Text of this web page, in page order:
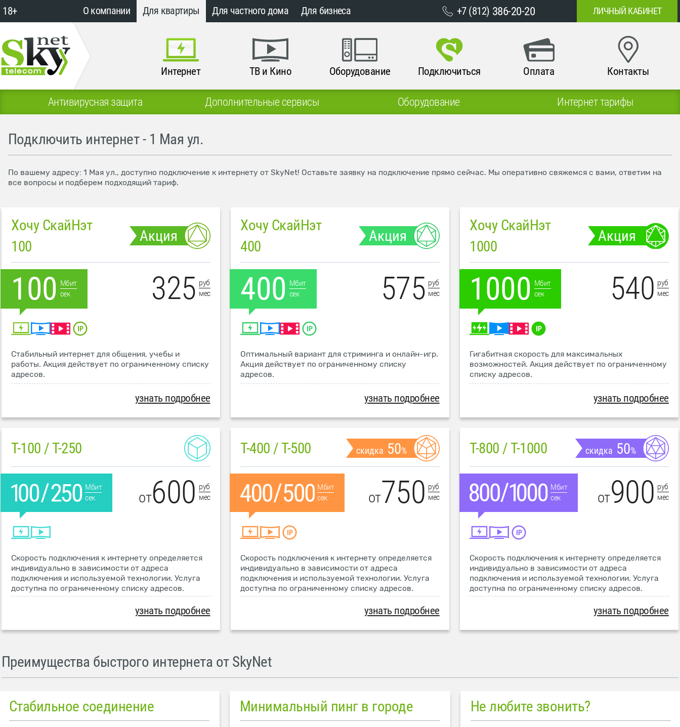
18+ О компании Для квартиры Для частного дома Для бизнеса +7 (812) 386-20-20 ЛИЧНЫЙ КАБИНЕТ
Интернет ТВ и Кино Оборудование Подключиться Оплата Контакты
Антивирусная защита Дополнительные сервисы Оборудование Интернет тарифы
Подключить интернет - 1 Мая ул.
По вашему адресу: 1 Мая ул., доступно подключение к интернету от SkyNet! Оставьте заявку на подключение прямо сейчас. Мы оперативно свяжемся с вами, ответим на
все вопросы и подберем подходящий тариф.
Хочу СкайНэт
100
Акция
100 Мбит
сек
325 руб
мес
Стабильный интернет для общения, учебы и
работы. Акция действует по ограниченному списку
адресов.
узнать подробнее
Хочу СкайНэт
400
Акция
400 Мбит
сек
575 руб
мес
Оптимальный вариант для стриминга и онлайн-игр.
Акция действует по ограниченному списку
адресов.
узнать подробнее
Хочу СкайНэт
1000
Акция
1000 Мбит
сек
540 руб
мес
Гигабитная скорость для максимальных
возможностей. Акция действует по ограниченному
списку адресов.
узнать подробнее
T-100 / T-250
Мбит
сек
от600 руб
мес
Скорость подключения к интернету определяется
индивидуально в зависимости от адреса
подключения и используемой технологии. Услуга
доступна по ограниченному списку адресов.
узнать подробнее
T-400 / T-500 скидка 50%
Мбит
сек
от750 руб
мес
Скорость подключения к интернету определяется
индивидуально в зависимости от адреса
подключения и используемой технологии. Услуга
доступна по ограниченному списку адресов.
узнать подробнее
T-800 / T-1000 скидка 50%
Мбит
сек
от900 руб
мес
Скорость подключения к интернету определяется
индивидуально в зависимости от адреса
подключения и используемой технологии. Услуга
доступна по ограниченному списку адресов.
узнать подробнее
Преимущества быстрого интернета от SkyNet
Стабильное соединение Минимальный пинг в городе Не любите звонить?